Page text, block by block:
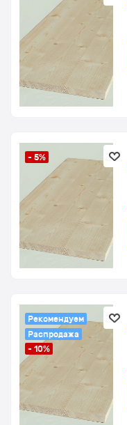
- 5%
Рекомендуем
Распродажа
- 10%